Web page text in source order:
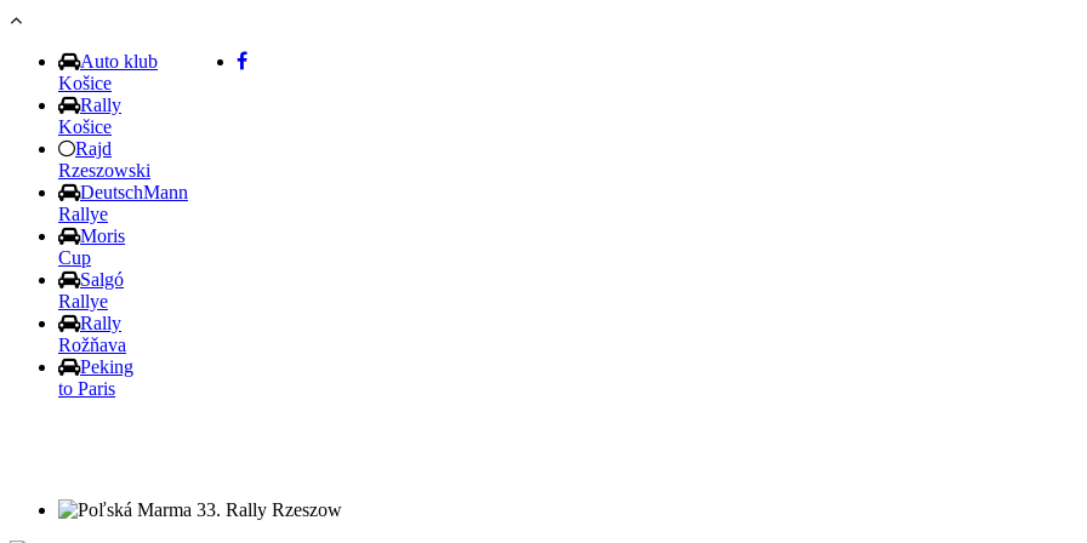
Skočiť na hlavný obsah
Auto klub
Košice
Rally
Košice
Rajd
Rzeszowski
DeutschMann
Rallye
Moris
Cup
Salgó
Rallye
Rally
Rožňava
Peking
to Paris